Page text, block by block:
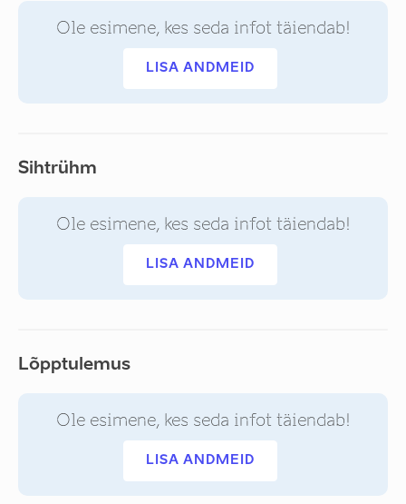
Ole esimene, kes seda infot täiendab!
LISA ANDMEID
Sihtrühm
Ole esimene, kes seda infot täiendab!
LISA ANDMEID
Lõpptulemus
Ole esimene, kes seda infot täiendab!
LISA ANDMEID